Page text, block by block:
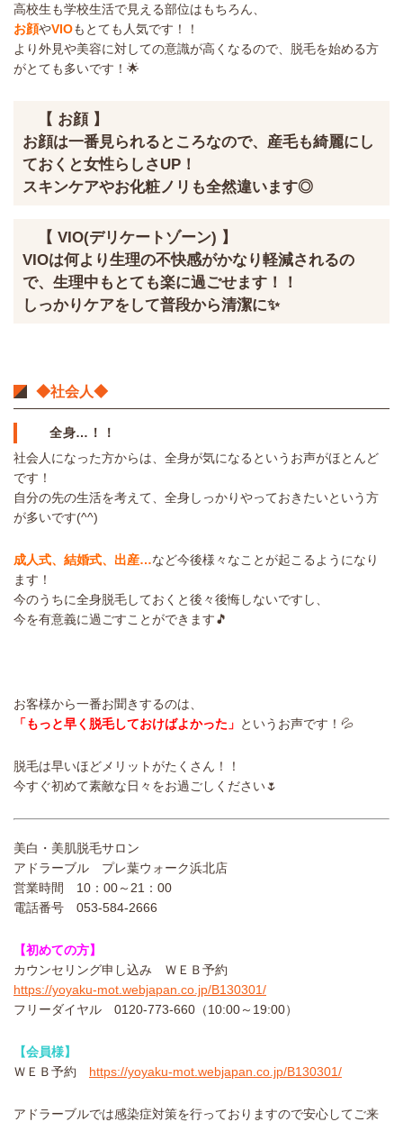
高校生も学校生活で見える部位はもちろん、
お顔やVIOもとても人気です！！
より外見や美容に対しての意識が高くなるので、脱毛を始める方
がとても多いです！🌟
【 お顔 】
お顔は一番見られるところなので、産毛も綺麗にし
ておくと女性らしさUP！
スキンケアやお化粧ノリも全然違います◎
【 VIO(デリケートゾーン) 】
VIOは何より生理の不快感がかなり軽減されるの
で、生理中もとても楽に過ごせます！！
しっかりケアをして普段から清潔に✨
◆社会人◆
全身…！！
社会人になった方からは、全身が気になるというお声がほとんど
です！
自分の先の生活を考えて、全身しっかりやっておきたいという方
が多いです(^^)
成人式、結婚式、出産…など今後様々なことが起こるようになり
ます！
今のうちに全身脱毛しておくと後々後悔しないですし、
今を有意義に過ごすことができます🎵
お客様から一番お聞きするのは、
「もっと早く脱毛しておけばよかった」 というお声です！💦
脱毛は早いほどメリットがたくさん！！
今すぐ初めて素敵な日々をお過ごしください🌷
美白・美肌脱毛サロン
アドラーブル プレ葉ウォーク浜北店
営業時間 10：00～21：00
電話番号 053-584-2666
【初めての方】
カウンセリング申し込み ＷＥＢ予約
https://yoyaku-mot.webjapan.co.jp/B130301/
フリーダイヤル ‪0120-773-660（10:00～19:00）‬‬‬‬‬‬‬‬‬‬
【会員様】
ＷＥＢ予約 https://yoyaku-mot.webjapan.co.jp/B130301/
アドラーブルでは感染症対策を行っておりますので安心してご来